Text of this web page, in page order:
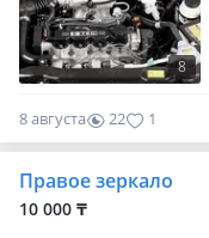
8
8 августа 22 1
Правое зеркало
10 000 ₸